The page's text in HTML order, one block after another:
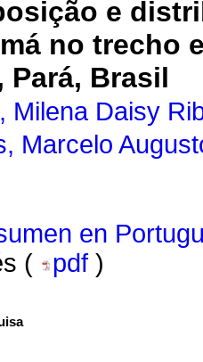
e
no trecho
Pará, Brasil
Milena Daisy
Marcelo
en
(
pdf )